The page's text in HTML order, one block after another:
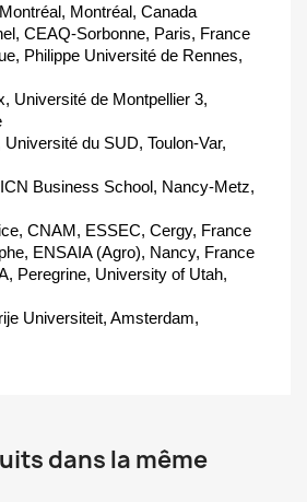
Montréal, Canada
CEAQ-Sorbonne, Paris, France
Philippe Université de Rennes,
Université de Montpellier 3,
du SUD, Toulon-Var,
Business School, Nancy-Metz,
CNAM, ESSEC, Cergy, France
ENSAIA (Agro), Nancy, France
Peregrine, University of Utah,
Universiteit, Amsterdam,
dans la même